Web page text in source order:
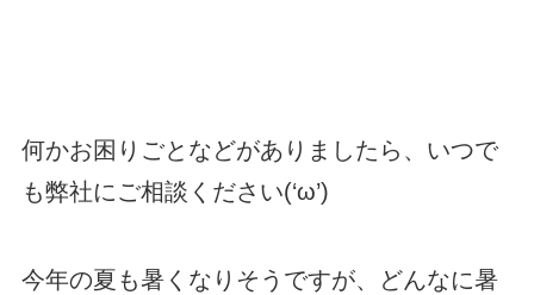
何かお困りごとなどがありましたら、いつで
も弊社にご相談ください(‘ω’)ゞ
今年の夏も暑くなりそうですが、どんなに暑